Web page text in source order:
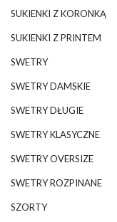
SUKIENKI Z KORONKĄ
SUKIENKI Z PRINTEM
SWETRY
SWETRY DAMSKIE
SWETRY DŁUGIE
SWETRY KLASYCZNE
SWETRY OVERSIZE
SWETRY ROZPINANE
SZORTY